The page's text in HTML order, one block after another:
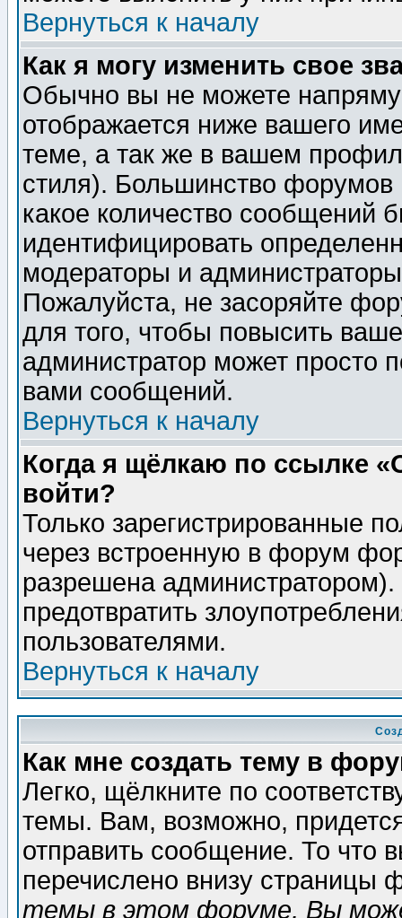
Вернуться к началу
Как я могу изменить свое
Обычно вы не можете
отображается ниже вашего
теме, а так же в вашем
стиля). Большинство форумов
какое количество сообщений
идентифицировать
модераторы и
Пожалуйста, не засоряйте
для того, чтобы повысить
администратор может просто
вами сообщений.
Вернуться к началу
Когда я щёлкаю по ссылке
войти?
Только зарегистрированные
через встроенную в форум
разрешена
предотвратить
пользователями.
Вернуться к началу
Как мне создать тему в
Легко, щёлкните по
темы. Вам, возможно,
отправить сообщение. То что
перечислено внизу страницы
темы в этом форуме, Вы